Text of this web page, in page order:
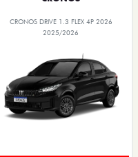
CRONOS DRIVE 1.3 FLEX 4P 2026
2025/2026